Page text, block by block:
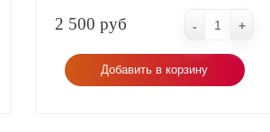
2 500 руб - +
Добавить в корзину